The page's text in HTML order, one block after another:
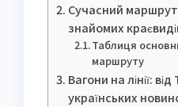
Сучасний
знайомих
Таблиця
маршруту
Вагони на лінії:
українських